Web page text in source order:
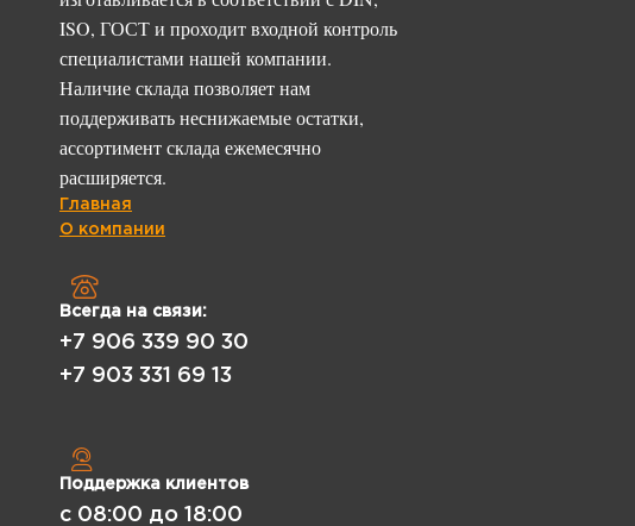
ISO, ГОСТ и проходит входной контроль
специалистами нашей компании.
Наличие склада позволяет нам
поддерживать неснижаемые остатки,
ассортимент склада ежемесячно
расширяется.
Главная
О компании
Всегда на связи:
+7 906 339 90 30
+7 903 331 69 13
Поддержка клиентов
с 08:00 до 18:00